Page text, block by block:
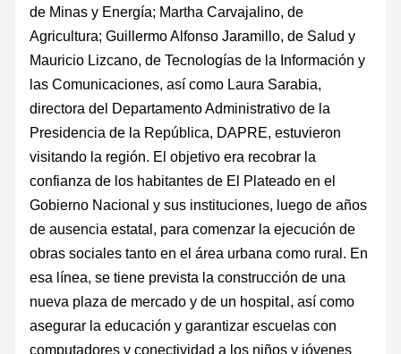
de Minas y Energía; Martha Carvajalino, de
Agricultura; Guillermo Alfonso Jaramillo, de Salud y
Mauricio Lizcano, de Tecnologías de la Información y
las Comunicaciones, así como Laura Sarabia,
directora del Departamento Administrativo de la
Presidencia de la República, DAPRE, estuvieron
visitando la región. El objetivo era recobrar la
confianza de los habitantes de El Plateado en el
Gobierno Nacional y sus instituciones, luego de años
de ausencia estatal, para comenzar la ejecución de
obras sociales tanto en el área urbana como rural. En
esa línea, se tiene prevista la construcción de una
nueva plaza de mercado y de un hospital, así como
asegurar la educación y garantizar escuelas con
computadores y conectividad a los niños y jóvenes